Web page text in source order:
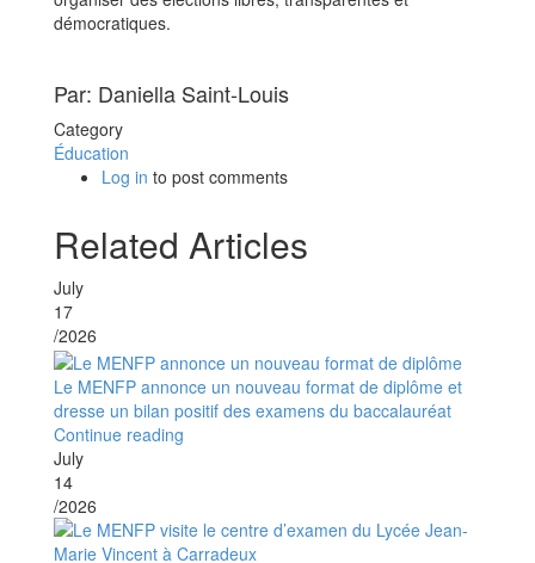
démocratiques.
Par: Daniella Saint-Louis
Category
Éducation
Log in to post comments
Related Articles
July
17
/2026
Le MENFP annonce un nouveau format de diplôme et
dresse un bilan positif des examens du baccalauréat
Continue reading
July
14
/2026